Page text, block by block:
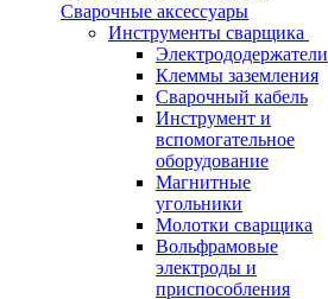
Сварочные аксессуары
Инструменты сварщика
Электрододержатели
Клеммы заземления
Сварочный кабель
Инструмент и
вспомогательное
оборудование
Магнитные
угольники
Молотки сварщика
Вольфрамовые
электроды и
приспособления